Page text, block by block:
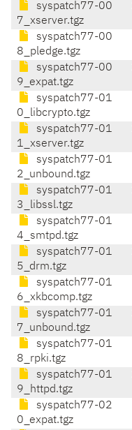
syspatch77-00
7_xserver.tgz
syspatch77-00
8_pledge.tgz
syspatch77-00
9_expat.tgz
syspatch77-01
0_libcrypto.tgz
syspatch77-01
1_xserver.tgz
syspatch77-01
2_unbound.tgz
syspatch77-01
3_libssl.tgz
syspatch77-01
4_smtpd.tgz
syspatch77-01
5_drm.tgz
syspatch77-01
6_xkbcomp.tgz
syspatch77-01
7_unbound.tgz
syspatch77-01
8_rpki.tgz
syspatch77-01
9_httpd.tgz
syspatch77-02
0_expat.tgz